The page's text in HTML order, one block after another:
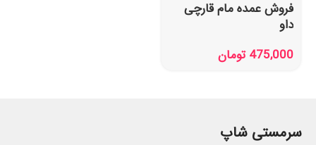
فروش عمده مام قارچی
داو
475,000 تومان
سرمستی شاپ